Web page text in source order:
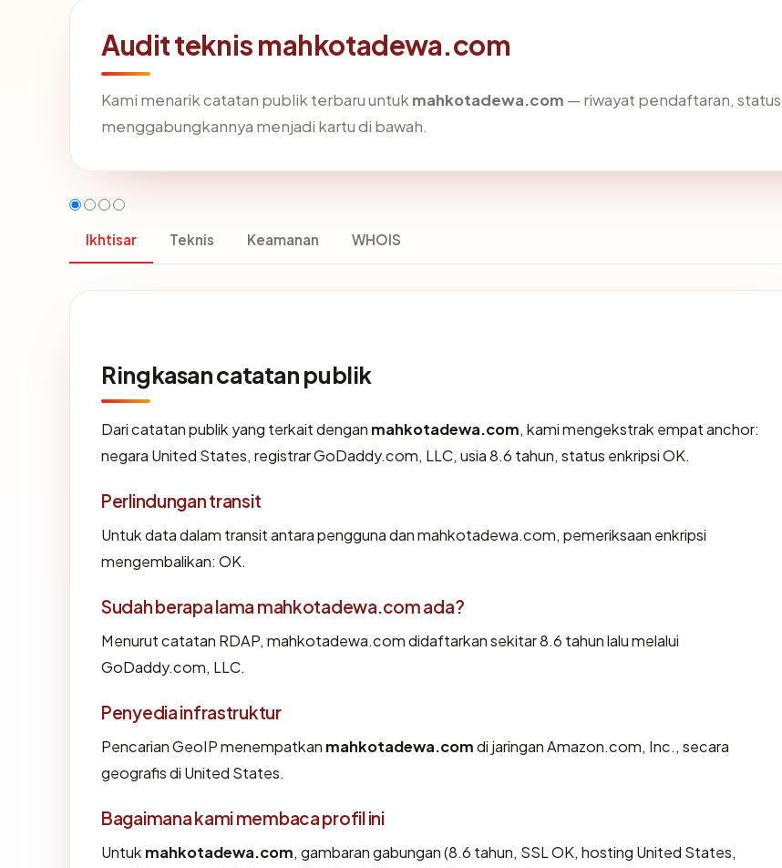
Audit teknis mahkotadewa.com
Kami menarik catatan publik terbaru untuk mahkotadewa.com — riwayat pendaftaran,
menggabungkannya menjadi kartu di bawah.
Ikhtisar Teknis Keamanan WHOIS
Ringkasan catatan publik
Dari catatan publik yang terkait dengan mahkotadewa.com, kami mengekstrak empat anchor:
negara United States, registrar GoDaddy.com, LLC, usia 8.6 tahun, status enkripsi OK.
Perlindungan transit
Untuk data dalam transit antara pengguna dan mahkotadewa.com, pemeriksaan enkripsi
mengembalikan: OK.
Sudah berapa lama mahkotadewa.com ada?
Menurut catatan RDAP, mahkotadewa.com didaftarkan sekitar 8.6 tahun lalu melalui
GoDaddy.com, LLC.
Penyedia infrastruktur
Pencarian GeoIP menempatkan mahkotadewa.comdi jaringan Amazon.com, Inc., secara
geografis di United States.
Bagaimana kami membaca profil ini
Untuk mahkotadewa.com, gambaran gabungan (8.6 tahun, SSL OK, hosting United States,